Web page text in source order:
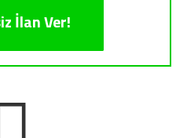
İlan Ver!